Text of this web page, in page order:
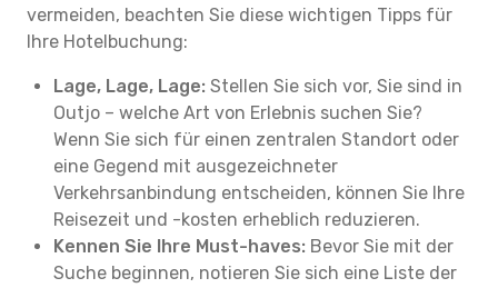
vermeiden, beachten Sie diese wichtigen Tipps für
Ihre Hotelbuchung:
Lage, Lage, Lage: Stellen Sie sich vor, Sie sind in
Outjo – welche Art von Erlebnis suchen Sie?
Wenn Sie sich für einen zentralen Standort oder
eine Gegend mit ausgezeichneter
Verkehrsanbindung entscheiden, können Sie Ihre
Reisezeit und -kosten erheblich reduzieren.
Kennen Sie Ihre Must-haves: Bevor Sie mit der
Suche beginnen, notieren Sie sich eine Liste der